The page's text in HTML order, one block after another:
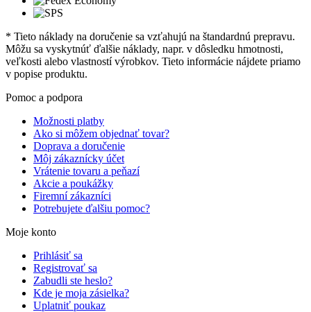
* Tieto náklady na doručenie sa vzťahujú na štandardnú prepravu.
Môžu sa vyskytnúť ďalšie náklady, napr. v dôsledku hmotnosti,
veľkosti alebo vlastností výrobkov. Tieto informácie nájdete priamo
v popise produktu.
Pomoc a podpora
Možnosti platby
Ako si môžem objednať tovar?
Doprava a doručenie
Môj zákaznícky účet
Vrátenie tovaru a peňazí
Akcie a poukážky
Firemní zákazníci
Potrebujete ďalšiu pomoc?
Moje konto
Prihlásiť sa
Registrovať sa
Zabudli ste heslo?
Kde je moja zásielka?
Uplatniť poukaz